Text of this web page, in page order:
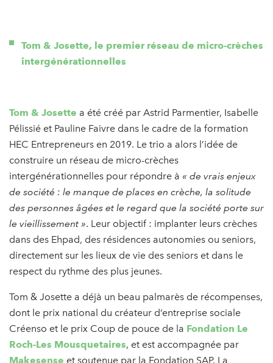
Tom & Josette, le premier réseau de micro-crèches
intergénérationnelles
Tom & Josette a été créé par Astrid Parmentier, Isabelle
Pélissié et Pauline Faivre dans le cadre de la formation
HEC Entrepreneurs en 2019. Le trio a alors l’idée de
construire un réseau de micro-crèches
intergénérationnelles pour répondre à « de vrais enjeux
de société : le manque de places en crèche, la solitude
des personnes âgées et le regard que la société porte sur
le vieillissement ». Leur objectif : implanter leurs crèches
dans des Ehpad, des résidences autonomies ou seniors,
directement sur les lieux de vie des seniors et dans le
respect du rythme des plus jeunes.
Tom & Josette a déjà un beau palmarès de récompenses,
dont le prix national du créateur d’entreprise sociale
Créenso et le prix Coup de pouce de la Fondation Le
Roch-Les Mousquetaires, et est accompagnée par
Makesense et soutenue par la Fondation SAP. La